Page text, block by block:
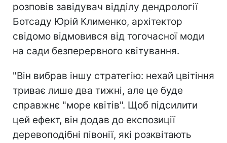
розповів завідувач відділу дендрології
Ботсаду Юрій Клименко, архітектор
свідомо відмовився від тогочасної моди
на сади безперервного квітування.
"Він вибрав іншу стратегію: нехай цвітіння
триває лише два тижні, але це буде
справжнє "море квітів". Щоб підсилити
цей ефект, він додав до експозиції
деревоподібні півонії, які розквітають